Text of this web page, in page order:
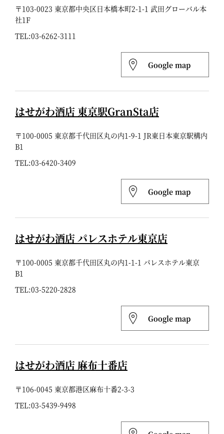
〒103-0023 東京都中央区日本橋本町2-1-1 武田グローバル本
社1F
TEL:03-6262-3111
Google map
はせがわ酒店 東京駅GranSta店
〒100-0005 東京都千代田区丸の内1-9-1 JR東日本東京駅構内
B1
TEL:03-6420-3409
Google map
はせがわ酒店 パレスホテル東京店
〒100-0005 東京都千代田区丸の内1-1-1 パレスホテル東京
B1
TEL:03-5220-2828
Google map
はせがわ酒店 麻布十番店
〒106-0045 東京都港区麻布十番2-3-3
TEL:03-5439-9498